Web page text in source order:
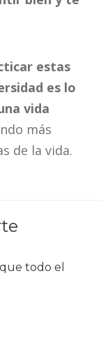
estas
es lo
vida
más
de la vida.
todo el